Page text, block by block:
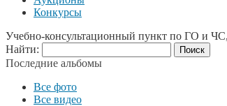
Конкурсы
Учебно-консультационный пункт по ГО и
Найти:
Последние альбомы
Все фото
Все видео